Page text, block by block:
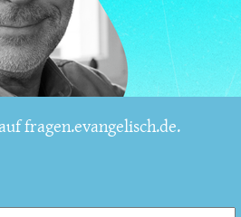
fragen.evangelisch.de.